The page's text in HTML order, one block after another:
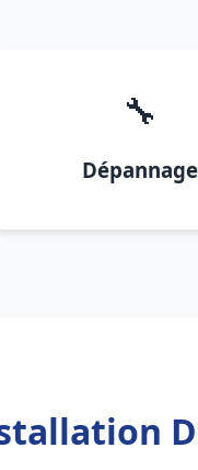
🔧
Dépannage